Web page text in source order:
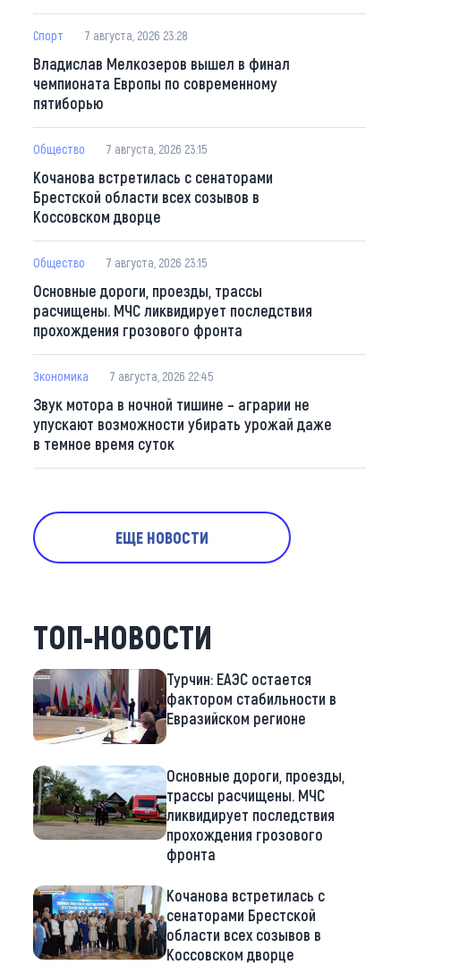
Спорт 7 августа, 2026 23:28
Владислав Мелкозеров вышел в финал
чемпионата Европы по современному
пятиборью
Общество 7 августа, 2026 23:15
Кочанова встретилась с сенаторами
Брестской области всех созывов в
Коссовском дворце
Общество 7 августа, 2026 23:15
Основные дороги, проезды, трассы
расчищены. МЧС ликвидирует последствия
прохождения грозового фронта
Экономика 7 августа, 2026 22:45
Звук мотора в ночной тишине – аграрии не
упускают возможности убирать урожай даже
в темное время суток
ЕЩЕ НОВОСТИ
ТОП-НОВОСТИ
Турчин: ЕАЭС остается
фактором стабильности в
Евразийском регионе
Основные дороги, проезды,
трассы расчищены. МЧС
ликвидирует последствия
прохождения грозового
фронта
Кочанова встретилась с
сенаторами Брестской
области всех созывов в
Коссовском дворце